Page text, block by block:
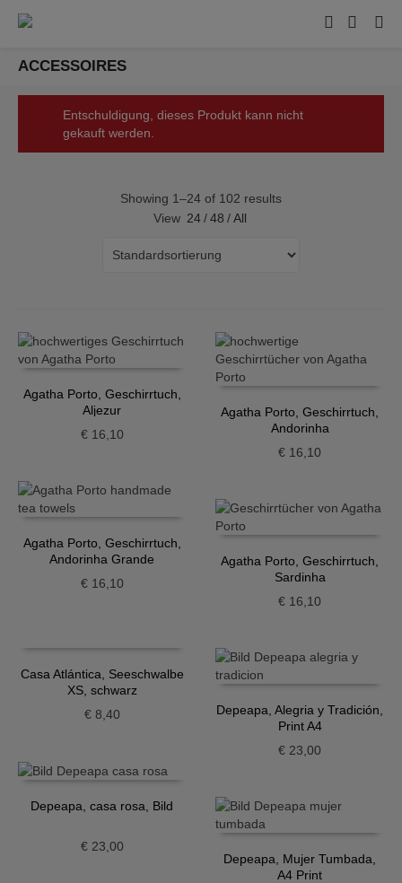
ACCESSOIRES
Entschuldigung, dieses Produkt kann nicht
gekauft werden.
Showing 1–24 of 102 results
View 24 / 48 / All
Agatha Porto, Geschirrtuch,
Aljezur
€16,10
Agatha Porto, Geschirrtuch,
Andorinha
€ 16,10
Agatha Porto, Geschirrtuch,
Andorinha Grande
€16,10
Agatha Porto, Geschirrtuch,
Sardinha
€ 16,10
Casa Atlántica, Seeschwalbe
XS, schwarz
€8,40
Depeapa, Alegria y Tradición,
Print A4
€ 23,00
Depeapa, casa rosa, Bild
€23,00
Depeapa, Mujer Tumbada,
A4 Print